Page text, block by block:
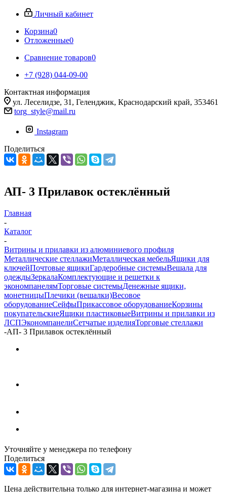
Личный кабинет
Корзина0
Отложенные0
Сравнение товаров0
+7 (928) 044-09-00
Контактная информация
ул. Леселидзе, 31, Геленджик, Краснодарский край, 353461
torg_style@mail.ru
Instagram
Поделиться
АП- 3 Прилавок остеклённый
Главная
-
Каталог
-
Витрины и прилавки из алюминиевого профиля
Металлические стеллажиМеталлическая мебельЯщики для
ключейПочтовые ящикиГардеробные системыВешала для
одеждыЗеркалаКомплектующие и решетки к
экономпанелямТорговые системыДенежные ящики,
монетницыПлечики (вешалки)Весовое
оборудованиеСейфыПрикассовое оборудованиеКорзины
покупательскиеЯщики пластиковыеВитрины и прилавки из
ЛСПЭкономпанелиСетчатые изделияТорговые стеллажи
-АП- 3 Прилавок остеклённый
Уточняйте у менеджера по телефону
Поделиться
Цена действительна только для интернет-магазина и может